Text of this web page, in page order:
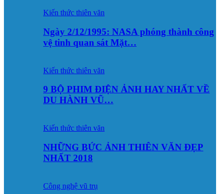
Kiến thức thiên văn
Ngày 2/12/1995: NASA phóng thành công
vệ tinh quan sát Mặt…
Kiến thức thiên văn
9 BỘ PHIM ĐIỆN ẢNH HAY NHẤT VỀ
DU HÀNH VŨ…
Kiến thức thiên văn
NHỮNG BỨC ẢNH THIÊN VĂN ĐẸP
NHẤT 2018
Công nghệ vũ trụ